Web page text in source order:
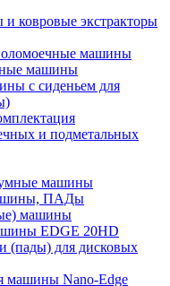
ковровые экстракторы
машины
машины
с сиденьем для
и подметальных
машины
ПАДы
машины
EDGE 20HD
(пады) для дисковых
машины Nano-Edge